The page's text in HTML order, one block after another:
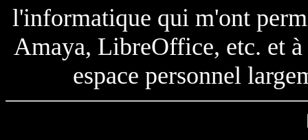
l'informatique qui m'ont
Amaya, LibreOffice, etc. et
espace personnel